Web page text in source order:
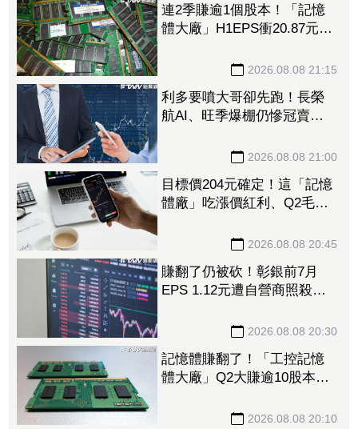
連2季賺逾1個股本！「記憶
體大廠」H1EPS衝20.87元
2026.08.08 21:15
利多要噴大哥卻先跑！長榮
航AI、旺季爆棚仍慘冠賣超
年增46%也不被買單
2026.08.08 21:00
目標價204元確定！這「記憶
體廠」吃漲價紅利、Q2毛利
2026.08.08 20:45
賺翻了仍被砍！彰銀前7月
EPS 1.12元遭自營商照殺
體」營收創高也遭倒2026.08.08 20:30
記憶體賺翻了！「工控記憶
體大廠」Q2大賺逾10股本、
續旺再迎年月雙增2026.08.08 20:10